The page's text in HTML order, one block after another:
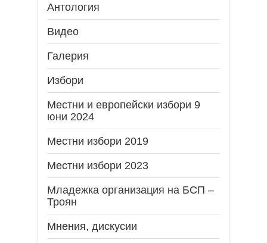
Антология
Видео
Галерия
Избори
Местни и европейски избори 9
юни 2024
Местни избори 2019
Местни избори 2023
Младежка организация на БСП –
Троян
Мнения, дискусии